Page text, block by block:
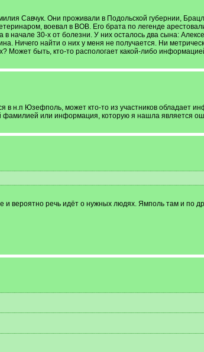
Савчук. Они проживали в Подольской губернии,
воевал в ВОВ. Его брата по легенде
начале 30-х от болезни. У них осталось два сына:
Ничего найти о них у меня не получается. Ни
Может быть, кто-то распологает какой-либо
н.п Юзефполь, может кто-то из участников обладает
или информация, которую я нашла является
вероятно речь идёт о нужных людях. Ямполь там и по